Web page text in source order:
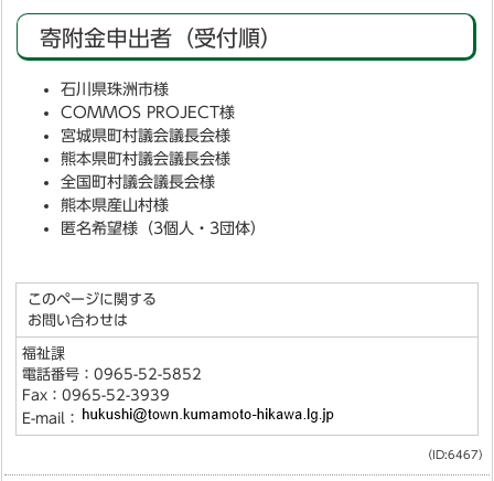
寄附金申出者（受付順）
石川県珠洲市様
COMMOS PROJECT様
宮城県町村議会議長会様
熊本県町村議会議長会様
全国町村議会議長会様
熊本県産山村様
匿名希望様（3個人・3団体）
このページに関する
お問い合わせは
福祉課
電話番号：0965-52-5852
Fax：0965-52-3939
E-mail：
（ID:6467）